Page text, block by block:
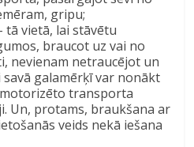
gripu;
tā vietā, lai stāvētu
braucot uz vai no
nevienam netraucējot un
galamērķī var nonākt
transporta
Un, protams, braukšana ar
veids nekā iešana